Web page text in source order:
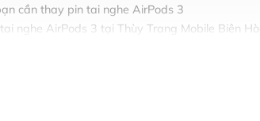
cần thay pin tai nghe AirPods 3
nghe AirPods 3 tại Thùy Trang Mobile Biên